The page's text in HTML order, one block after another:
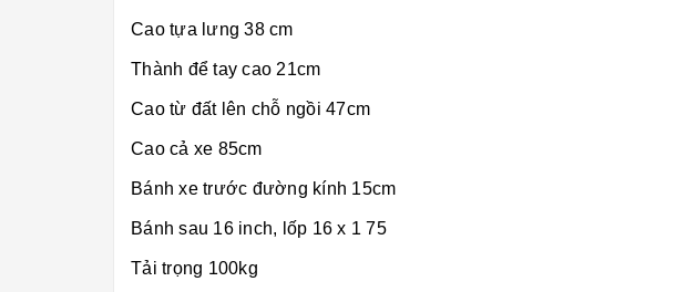
Cao tựa lưng 38 cm
Thành để tay cao 21cm
Cao từ đất lên chỗ ngồi 47cm
Cao cả xe 85cm
Bánh xe trước đường kính 15cm
Bánh sau 16 inch, lốp 16 x 1 75
Tải trọng 100kg